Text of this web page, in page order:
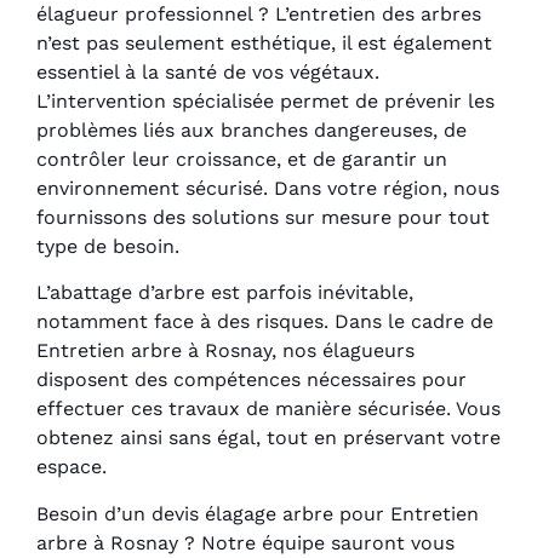
élagueur professionnel ? L’entretien des arbres
n’est pas seulement esthétique, il est également
essentiel à la santé de vos végétaux.
L’intervention spécialisée permet de prévenir les
problèmes liés aux branches dangereuses, de
contrôler leur croissance, et de garantir un
environnement sécurisé. Dans votre région, nous
fournissons des solutions sur mesure pour tout
type de besoin.
L’abattage d’arbre est parfois inévitable,
notamment face à des risques. Dans le cadre de
Entretien arbre à Rosnay, nos élagueurs
disposent des compétences nécessaires pour
effectuer ces travaux de manière sécurisée. Vous
obtenez ainsi sans égal, tout en préservant votre
espace.
Besoin d’un devis élagage arbre pour Entretien
arbre à Rosnay ? Notre équipe sauront vous